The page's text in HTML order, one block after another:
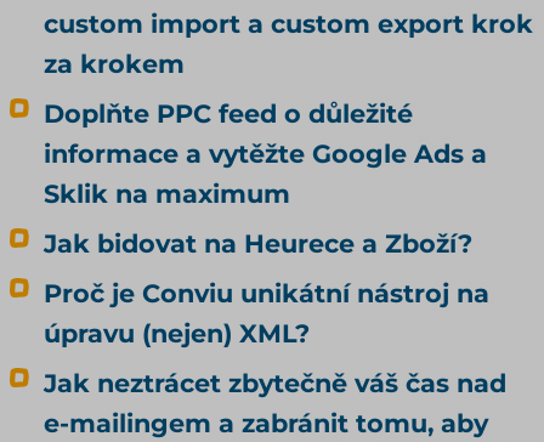
custom import a custom export krok
za krokem
Doplňte PPC feed o důležité
informace a vytěžte Google Ads a
Sklik na maximum
Jak bidovat na Heurece a Zboží?
Proč je Conviu unikátní nástroj na
úpravu (nejen) XML?
Jak neztrácet zbytečně váš čas nad
e-mailingem a zabránit tomu, aby